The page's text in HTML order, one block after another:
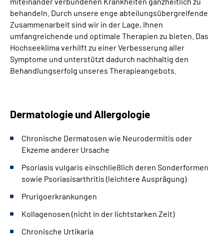
behandeln. Durch unsere enge abteilungsübergreifende
Zusammenarbeit sind wir in der Lage, Ihnen
umfangreichende und optimale Therapien zu bieten. Das
Hochseeklima verhilft zu einer Verbesserung aller
Symptome und unterstützt dadurch nachhaltig den
Behandlungserfolg unseres Therapieangebots.
Dermatologie und Allergologie
Chronische Dermatosen wie Neurodermitis oder
Ekzeme anderer Ursache
Psoriasis vulgaris einschließlich deren Sonderformen
sowie Psoriasisarthritis (leichtere Ausprägung)
Prurigoerkrankungen
Kollagenosen (nicht in der lichtstarken Zeit)
Chronische Urtikaria